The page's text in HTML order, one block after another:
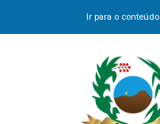
Ir para o conteúdo